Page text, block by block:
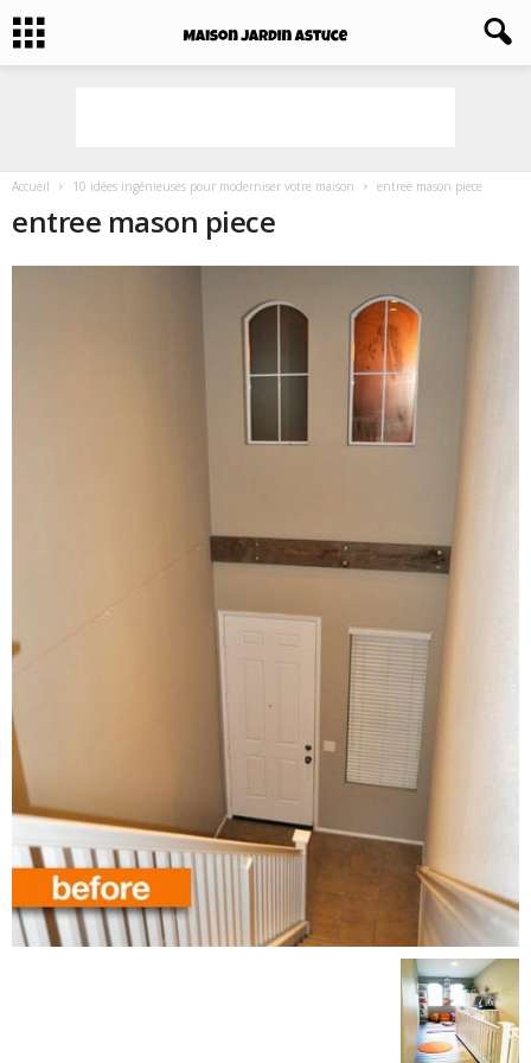
Accueil 10 idées ingénieuses pour moderniser votre maison entree mason piece
entree mason piece